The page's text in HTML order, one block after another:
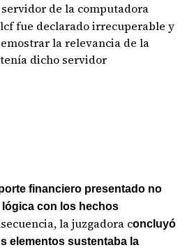
servidor de la computadora
fue declarado irrecuperable y
la relevancia de la
dicho servidor
financiero presentado no
con los hechos
la juzgadora concluyó
elementos sustentaba la